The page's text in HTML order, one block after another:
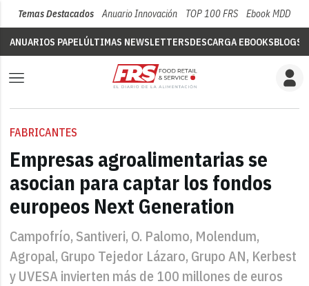
Temas Destacados Anuario Innovación TOP 100 FRS Ebook MDD
ANUARIOS PAPELÚLTIMAS NEWSLETTERSDESCARGA EBOOKSBLOGS
FABRICANTES
Empresas agroalimentarias se
asocian para captar los fondos
europeos Next Generation
Campofrío, Santiveri, O. Palomo, Molendum,
Agropal, Grupo Tejedor Lázaro, Grupo AN, Kerbest
y UVESA invierten más de 100 millones de euros